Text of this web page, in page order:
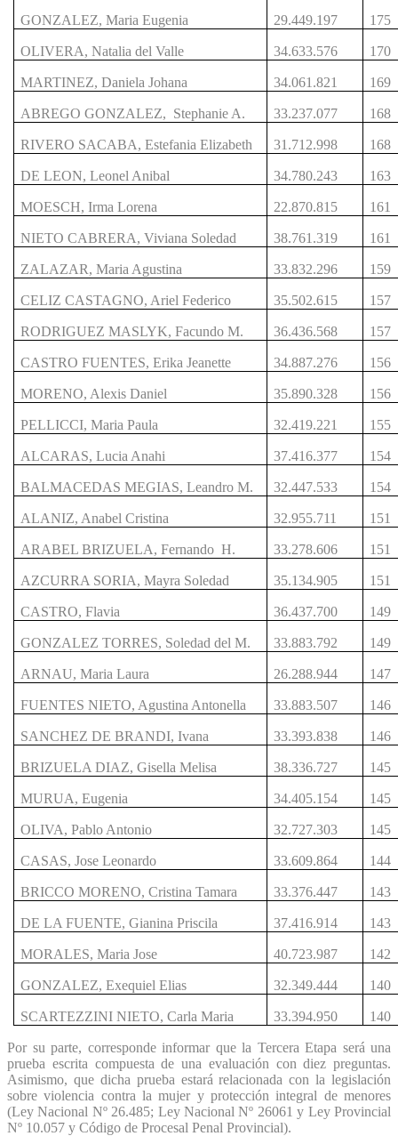
GONZALEZ, Maria Eugenia 29.449.197 175
OLIVERA, Natalia del Valle 34.633.576 170
MARTINEZ, Daniela Johana 34.061.821 169
ABREGO GONZALEZ, Stephanie A. 33.237.077 168
RIVERO SACABA, Estefania Elizabeth 31.712.998 168
DE LEON, Leonel Anibal 34.780.243 163
MOESCH, Irma Lorena 22.870.815 161
NIETO CABRERA, Viviana Soledad 38.761.319 161
ZALAZAR, Maria Agustina 33.832.296 159
CELIZ CASTAGNO, Ariel Federico 35.502.615 157
RODRIGUEZ MASLYK, Facundo M. 36.436.568 157
CASTRO FUENTES, Erika Jeanette 34.887.276 156
MORENO, Alexis Daniel 35.890.328 156
PELLICCI, Maria Paula 32.419.221 155
ALCARAS, Lucia Anahi 37.416.377 154
BALMACEDAS MEGIAS, Leandro M. 32.447.533 154
ALANIZ, Anabel Cristina 32.955.711 151
ARABEL BRIZUELA, Fernando H. 33.278.606 151
AZCURRA SORIA, Mayra Soledad 35.134.905 151
CASTRO, Flavia 36.437.700 149
GONZALEZ TORRES, Soledad del M. 33.883.792 149
ARNAU, Maria Laura 26.288.944 147
FUENTES NIETO, Agustina Antonella 33.883.507 146
SANCHEZ DE BRANDI, Ivana 33.393.838 146
BRIZUELA DIAZ, Gisella Melisa 38.336.727 145
MURUA, Eugenia 34.405.154 145
OLIVA, Pablo Antonio 32.727.303 145
CASAS, Jose Leonardo 33.609.864 144
BRICCO MORENO, Cristina Tamara 33.376.447 143
DE LA FUENTE, Gianina Priscila 37.416.914 143
MORALES, Maria Jose 40.723.987 142
GONZALEZ, Exequiel Elias 32.349.444 140
SCARTEZZINI NIETO, Carla Maria 33.394.950 140
Por su parte, corresponde informar que la Tercera Etapa será una
prueba escrita compuesta de una evaluación con diez preguntas.
Asimismo, que dicha prueba estará relacionada con la legislación
sobre violencia contra la mujer y protección integral de menores
(Ley Nacional Nº 26.485; Ley Nacional Nº 26061 y Ley Provincial
Nº 10.057 y Código de Procesal Penal Provincial).